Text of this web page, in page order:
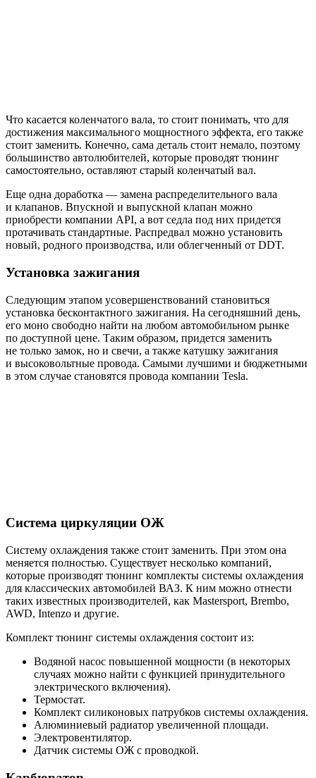
Что касается коленчатого вала, то стоит понимать, что для
достижения максимального мощностного эффекта, его также
стоит заменить. Конечно, сама деталь стоит немало, поэтому
большинство автолюбителей, которые проводят тюнинг
самостоятельно, оставляют старый коленчатый вал.
Еще одна доработка — замена распределительного вала
и клапанов. Впускной и выпускной клапан можно
приобрести компании API, а вот седла под них придется
протачивать стандартные. Распредвал можно установить
новый, родного производства, или облегченный от DDT.
Установка зажигания
Следующим этапом усовершенствований становиться
установка бесконтактного зажигания. На сегодняшний день,
его моно свободно найти на любом автомобильном рынке
по доступной цене. Таким образом, придется заменить
не только замок, но и свечи, а также катушку зажигания
и высоковольтные провода. Самыми лучшими и бюджетными
в этом случае становятся провода компании Tesla.
Система циркуляции ОЖ
Систему охлаждения также стоит заменить. При этом она
меняется полностью. Существует несколько компаний,
которые производят тюнинг комплекты системы охлаждения
для классических автомобилей ВАЗ. К ним можно отнести
таких известных производителей, как Mastersport, Brembo,
AWD, Intenzo и другие.
Комплект тюнинг системы охлаждения состоит из:
Водяной насос повышенной мощности (в некоторых
случаях можно найти с функцией принудительного
электрического включения).
Термостат.
Комплект силиконовых патрубков системы охлаждения.
Алюминиевый радиатор увеличенной площади.
Электровентилятор.
Датчик системы ОЖ с проводкой.